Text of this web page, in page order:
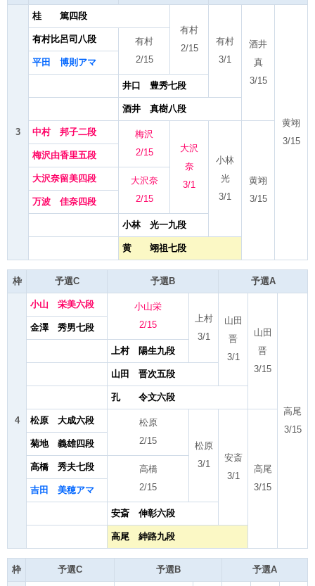
3
桂 篤四段
有村
2/15
有村
3/1
酒井
真
3/15
黄翊
3/15
有村比呂司八段
有村
2/15
平田 博則アマ
井口 豊秀七段
酒井 真樹八段
中村 邦子二段
梅沢
2/15
大沢
奈
3/1
小林
光
3/1
黄翊
3/15
梅沢由香里五段
大沢奈留美四段
大沢奈
2/15
万波 佳奈四段
小林 光一九段
黄 翊祖七段
枠 予選C 予選B 予選A
4
小山 栄美六段
小山栄
2/15
上村
3/1
山田
晋
3/1
山田
晋
3/15
高尾
3/15
金澤 秀男七段
上村 陽生九段
山田 晋次五段
孔 令文六段
松原 大成六段
松原
2/15
松原
3/1
安斎
3/1
高尾
3/15
菊地 義雄四段
高橋 秀夫七段
高橋
2/15
吉田 美穂アマ
安斎 伸彰六段
高尾 紳路九段
枠 予選C 予選B 予選A